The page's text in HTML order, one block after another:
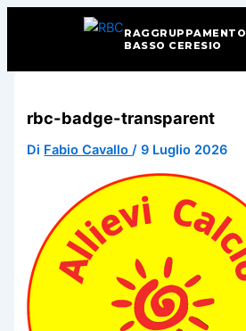
RAGGRUPPAMENTO
BASSO CERESIO
contenuto
rbc-badge-transparent
Di Fabio Cavallo/9 Luglio 2026